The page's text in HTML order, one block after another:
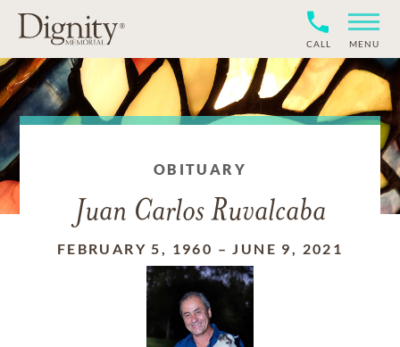
CALL MENU
OBITUARY
Juan Carlos Ruvalcaba
FEBRUARY 5, 1960 –JUNE 9, 2021